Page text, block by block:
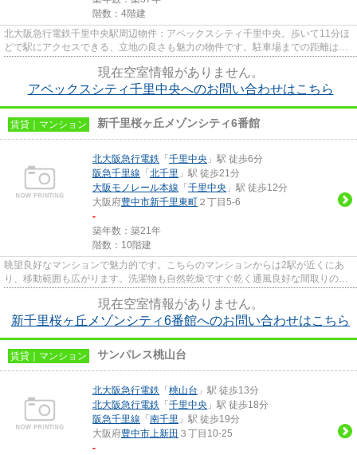
階数：4階建
北大阪急行電鉄千里中央駅周辺物件：アペックスシティ千里中央。歩いて11分ほ
どで駅にアクセスできる、立地の良さも魅力の物件です。駐車場までの距離は
現在空室情報がありません。
アペックスシティ千里中央へのお問い合わせはこちら
賃貸｜マンション 新千里桜ヶ丘メゾンシティ6番館
北大阪急行電鉄 「 千里中央 」駅 徒歩6分
阪急千里線 「 北千里 」駅 徒歩21分
大阪モノレール本線 「 千里中央 」駅 徒歩12分
大阪府豊中市新千里東町 ２丁目5-6
-
築年数：築21年
階数：10階建
眺望良好なマンションで魅力的です。こちらのマンションからは2駅が近くにあ
り、移動範囲も広がります。洗濯物も自然乾燥ですぐ乾く通風良好な間取りのマ
現在空室情報がありません。
新千里桜ヶ丘メゾンシティ6番館へのお問い合わせはこちら
賃貸｜マンション サンパレス桃山台
北大阪急行電鉄 「 桃山台 」駅 徒歩13分
北大阪急行電鉄 「 千里中央 」駅 徒歩18分
阪急千里線 「 南千里 」駅 徒歩19分
大阪府豊中市上新田 ３丁目10-25
-